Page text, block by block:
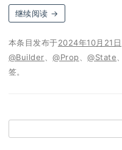
继续阅读 →
本条目发布于2024年10月21日
@Builder 、@Prop 、@State
签。
索：